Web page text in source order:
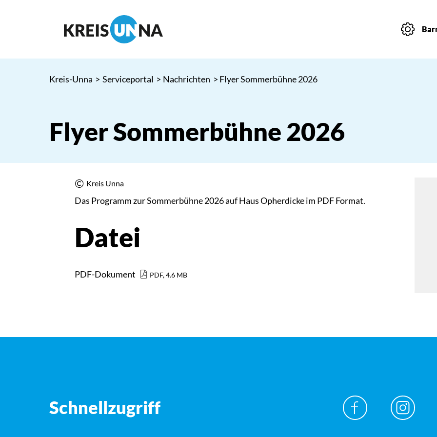
Kreis-Unna > Serviceportal > Nachrichten > Flyer Sommerbühne 2026
Flyer Sommerbühne 2026
Kreis Unna
Das Programm zur Sommerbühne 2026 auf Haus Opherdicke im PDF Format.
Datei
PDF-Dokument PDF, 4.6 MB
Schnellzugriff